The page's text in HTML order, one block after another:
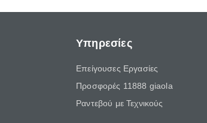
Υπηρεσίες
Επείγουσες Εργασίες
Προσφορές 11888 giaola
Ραντεβού με Τεχνικούς